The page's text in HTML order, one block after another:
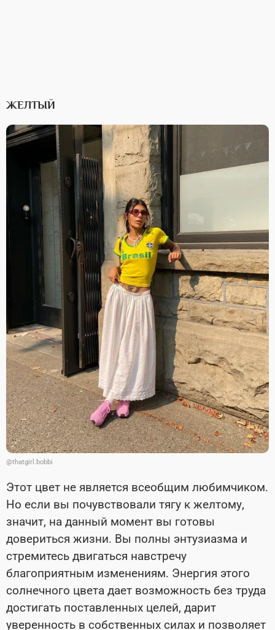
ЖЕЛТЫЙ
@thatgirl.bobbi
Этот цвет не является всеобщим любимчиком.
Но если вы почувствовали тягу к желтому,
значит, на данный момент вы готовы
довериться жизни. Вы полны энтузиазма и
стремитесь двигаться навстречу
благоприятным изменениям. Энергия этого
солнечного цвета дает возможность без труда
достигать поставленных целей, дарит
уверенность в собственных силах и позволяет